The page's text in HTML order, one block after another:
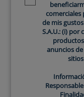
estos
arrugas
Protección
contorno de
que ayudará a
comerciales
de mis
S.A.U.: (i)
anuncios de